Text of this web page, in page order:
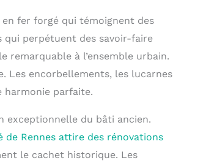
fer forgé qui témoignent des
qui perpétuent des savoir-faire
remarquable à l’ensemble urbain.
Les encorbellements, les lucarnes
harmonie parfaite.
exceptionnelle du bâti ancien.
de Rennes attire des rénovations
le cachet historique. Les